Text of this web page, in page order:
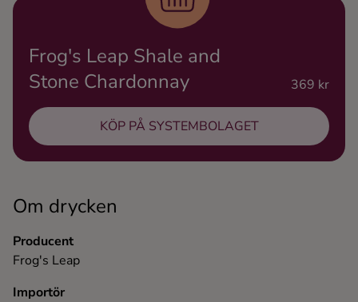
Om drycken
Producent
Frog's Leap
Importör
Frog's Leap Shale and
Stone Chardonnay
369 kr
KÖP PÅ SYSTEMBOLAGET